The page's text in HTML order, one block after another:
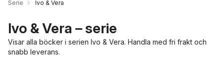
Serie Ivo & Vera
Ivo & Vera – serie
Visar alla böcker i serien Ivo & Vera. Handla med fri frakt och
snabb leverans.